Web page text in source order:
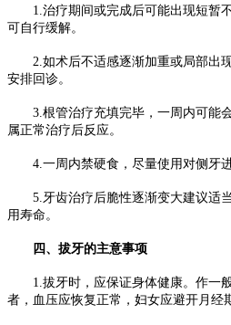
1.治疗期间或完成后可能出现短暂
可自行缓解。
2.如术后不适感逐渐加重或局部出现
安排回诊。
3.根管治疗充填完毕，一周内可能会
属正常治疗后反应。
4.一周内禁硬食，尽量使用对侧牙进
5.牙齿治疗后脆性逐渐变大建议适
用寿命。
四、拔牙的主意事项
1.拔牙时，应保证身体健康。作一
者，血压应恢复正常，妇女应避开月经